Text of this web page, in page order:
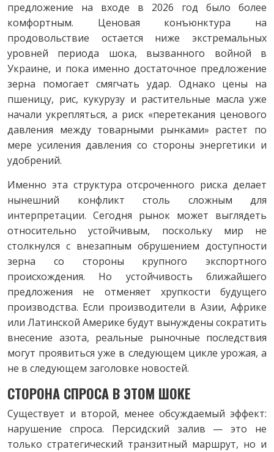
предложение на входе в 2026 год было более
комфортным. Ценовая конъюнктура на
продовольствие остается ниже экстремальных
уровней периода шока, вызванного войной в
Украине, и пока именно достаточное предложение
зерна помогает смягчать удар. Однако цены на
пшеницу, рис, кукурузу и растительные масла уже
начали укрепляться, а риск «перетекания ценового
давления между товарными рынками» растет по
мере усиления давления со стороны энергетики и
удобрений.
Именно эта структура отсроченного риска делает
нынешний конфликт столь сложным для
интерпретации. Сегодня рынок может выглядеть
относительно устойчивым, поскольку мир не
столкнулся с внезапным обрушением доступности
зерна со стороны крупного экспортного
происхождения. Но устойчивость ближайшего
предложения не отменяет хрупкости будущего
производства. Если производители в Азии, Африке
или Латинской Америке будут вынуждены сократить
внесение азота, реальные рыночные последствия
могут проявиться уже в следующем цикле урожая, а
не в следующем заголовке новостей.
СТОРОНА СПРОСА В ЭТОМ ШОКЕ
Существует и второй, менее обсуждаемый эффект:
нарушение спроса. Персидский залив — это не
только стратегический транзитный маршрут, но и